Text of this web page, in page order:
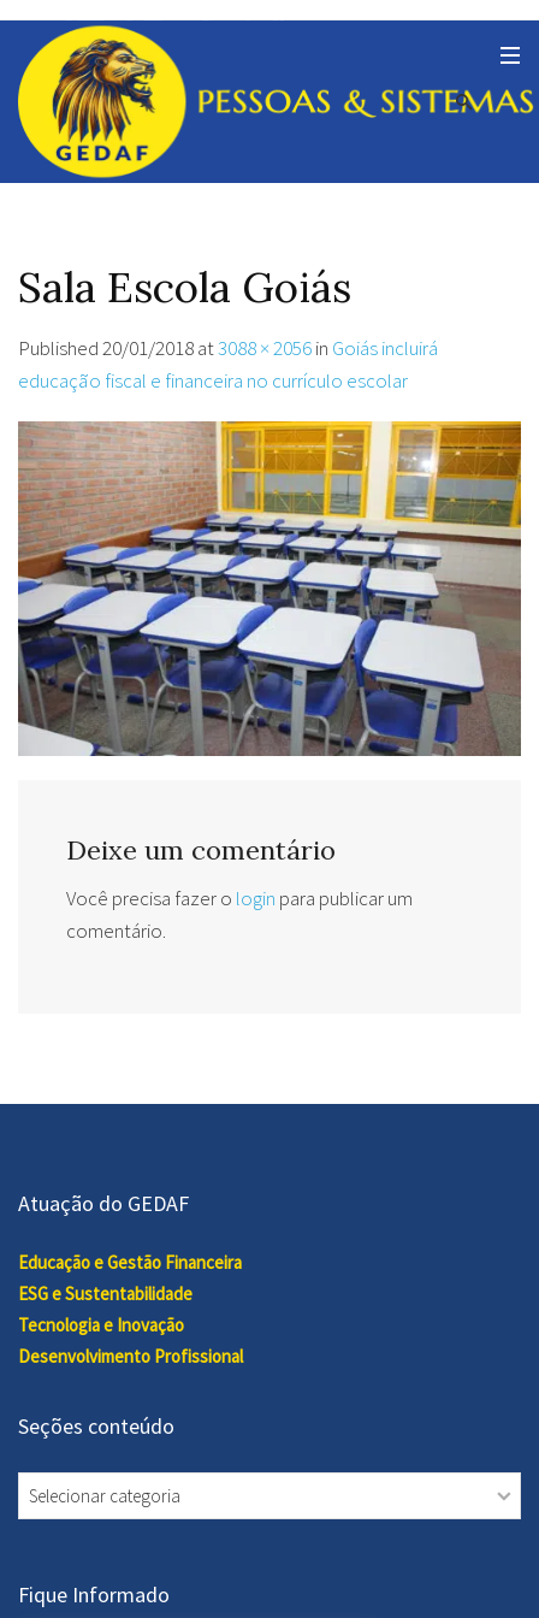
Sala Escola Goiás
Published20/01/2018at3088 × 2056in Goiás incluirá
educação fiscal e financeira no currículo escolar
Deixe um comentário
Você precisa fazer o login para publicar um
comentário.
Atuação do GEDAF
Educação e Gestão Financeira
ESG e Sustentabilidade
Tecnologia e Inovação
Desenvolvimento Profissional
Seções conteúdo
Seções
conteúdo
Fique Informado